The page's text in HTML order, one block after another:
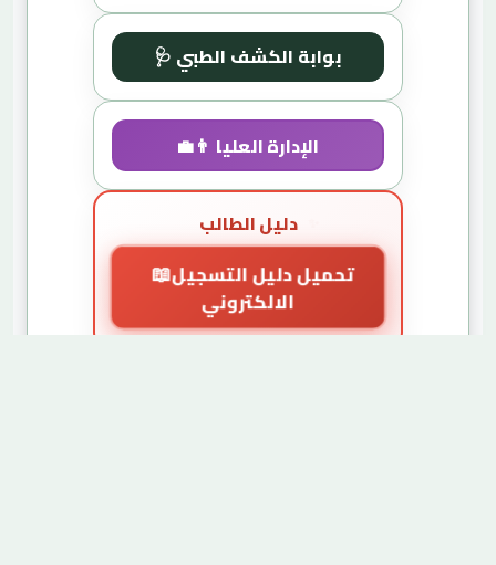
🩺 بوابة الكشف الطبي
👨‍💼 الإدارة العليا
دليل الطالب
تحميل دليل التسجيل
الالكتروني